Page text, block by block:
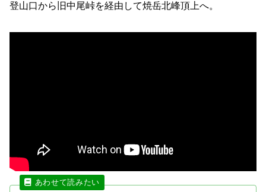
登山口から旧中尾峠を経由して焼岳北峰頂上へ。